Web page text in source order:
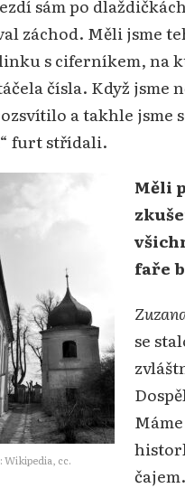
sám po
záchod. Měli jsme
s ciferníkem, na
čísla. Když jsme
a takhle jsme
furt střídali.
Wikipedia, cc.
Měli
faře
se